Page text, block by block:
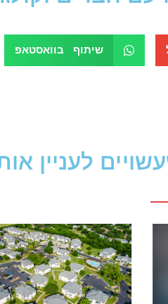
שיתוף בוואסטאפ
לעניין